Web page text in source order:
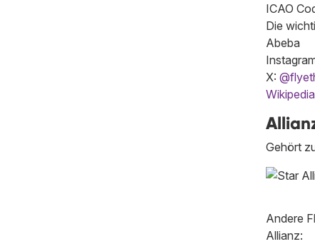
ICAO
Die
Abeba
X:
Wikipedia
Gehört
Andere
Allianz: